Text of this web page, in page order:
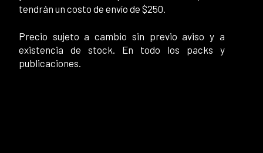
tendrán un costo de envío de $250.
Precio sujeto a cambio sin previo aviso y a
existencia de stock. En todo los packs y
publicaciones.